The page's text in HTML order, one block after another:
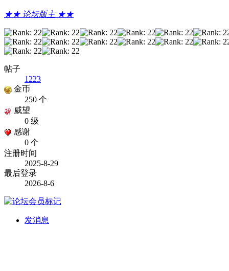
★★ 论坛版主 ★★
帖子
1223
金币
250 个
威望
0 级
感谢
0 个
注册时间
2025-8-29
最后登录
2026-8-6
发消息